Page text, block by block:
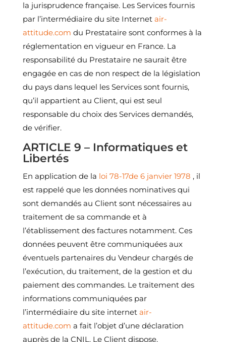
la jurisprudence française. Les Services fournis
par l’intermédiaire du site Internet air-
attitude.com du Prestataire sont conformes à la
réglementation en vigueur en France. La
responsabilité du Prestataire ne saurait être
engagée en cas de non respect de la législation
du pays dans lequel les Services sont fournis,
qu’il appartient au Client, qui est seul
responsable du choix des Services demandés,
de vérifier.
ARTICLE 9 – Informatiques et
Libertés
En application de la loi 78-17de 6 janvier 1978 , il
est rappelé que les données nominatives qui
sont demandés au Client sont nécessaires au
traitement de sa commande et à
l’établissement des factures notamment. Ces
données peuvent être communiquées aux
éventuels partenaires du Vendeur chargés de
l’exécution, du traitement, de la gestion et du
paiement des commandes. Le traitement des
informations communiquées par
l’intermédiaire du site internet air-
attitude.com a fait l’objet d’une déclaration
auprès de la CNIL. Le Client dispose,